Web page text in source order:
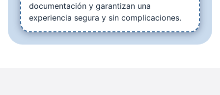
documentación y garantizan una
experiencia segura y sin complicaciones.